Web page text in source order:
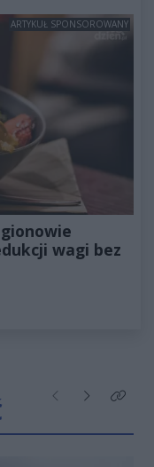
ARTYKUŁ SPONSOROWANY
wagi bez
Poprzednie
NastępneKliknij